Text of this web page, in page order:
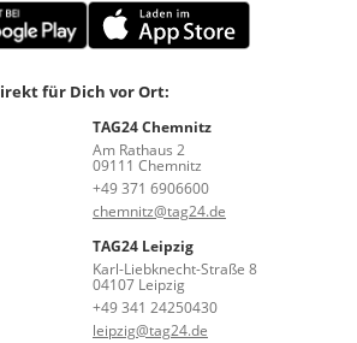
für Dich vor Ort:
TAG24 Chemnitz
Am Rathaus 2
09111 Chemnitz
+49 371 6906600
chemnitz@tag24.de
TAG24 Leipzig
Karl-Liebknecht-Straße 8
04107 Leipzig
+49 341 24250430
leipzig@tag24.de